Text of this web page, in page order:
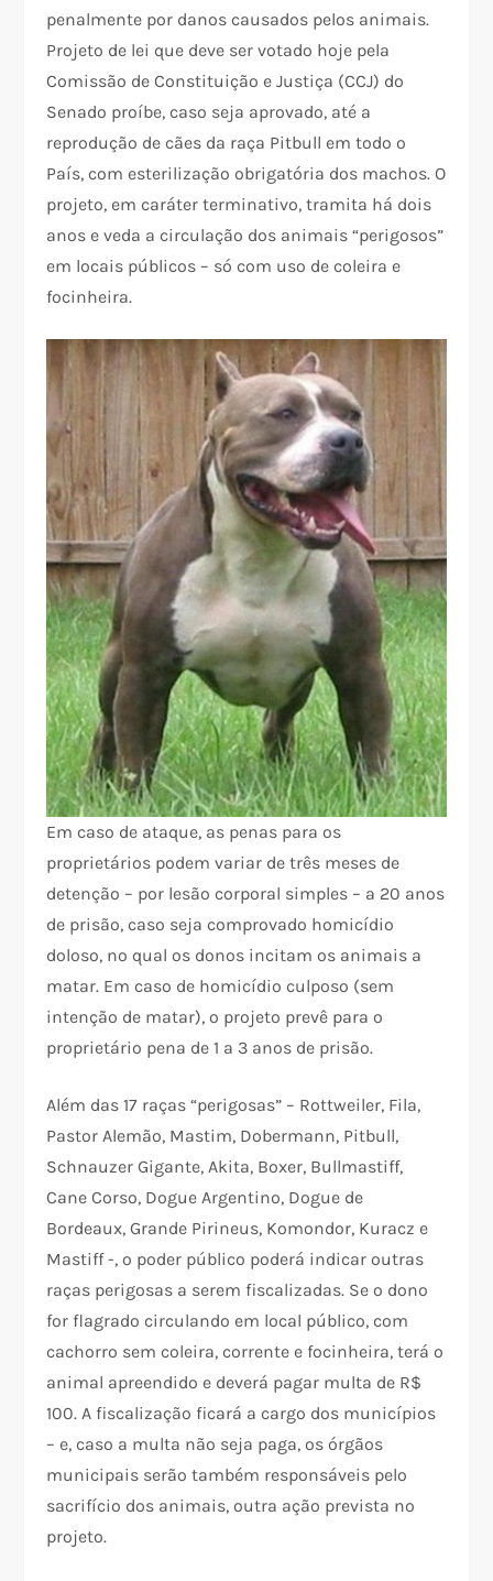
penalmente por danos causados pelos animais.
Projeto de lei que deve ser votado hoje pela
Comissão de Constituição e Justiça (CCJ) do
Senado proíbe, caso seja aprovado, até a
reprodução de cães da raça Pitbull em todo o
País, com esterilização obrigatória dos machos. O
projeto, em caráter terminativo, tramita há dois
anos e veda a circulação dos animais “perigosos”
em locais públicos – só com uso de coleira e
focinheira.
Em caso de ataque, as penas para os
proprietários podem variar de três meses de
detenção – por lesão corporal simples – a 20 anos
de prisão, caso seja comprovado homicídio
doloso, no qual os donos incitam os animais a
matar. Em caso de homicídio culposo (sem
intenção de matar), o projeto prevê para o
proprietário pena de 1 a 3 anos de prisão.
Além das 17 raças “perigosas” – Rottweiler, Fila,
Pastor Alemão, Mastim, Dobermann, Pitbull,
Schnauzer Gigante, Akita, Boxer, Bullmastiff,
Cane Corso, Dogue Argentino, Dogue de
Bordeaux, Grande Pirineus, Komondor, Kuracz e
Mastiff -, o poder público poderá indicar outras
raças perigosas a serem fiscalizadas. Se o dono
for flagrado circulando em local público, com
cachorro sem coleira, corrente e focinheira, terá o
animal apreendido e deverá pagar multa de R$
100. A fiscalização ficará a cargo dos municípios
– e, caso a multa não seja paga, os órgãos
municipais serão também responsáveis pelo
sacrifício dos animais, outra ação prevista no
projeto.